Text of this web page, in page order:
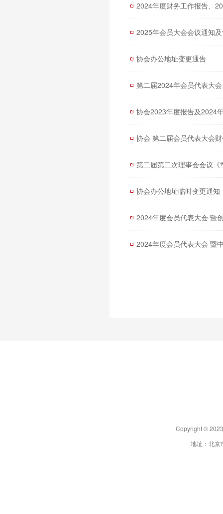
2024年度财务工作报告、
2025年会员大会会议通知
协会办公地址变更通告
第二届2024年会员代表大
协会2023年度报告及2024
协会 第二届会员代表大会
第二届第二次理事会会议《
协会办公地址临时变更通知
2024年度会员代表大会 暨
2024年度会员代表大会 暨
Copyright ©
地址：北京